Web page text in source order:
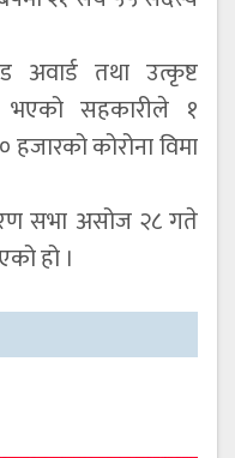
अवार्ड तथा उत्कृष्ट
भएको सहकारीले १
कोरोना विमा
सभा असोज २८ गते
हो ।